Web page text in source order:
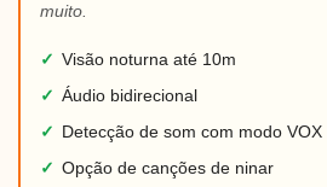
muito.
✓ Visão noturna até 10m
✓ Áudio bidirecional
✓
Detecção de som com modo VOX
✓ Opção de canções de ninar